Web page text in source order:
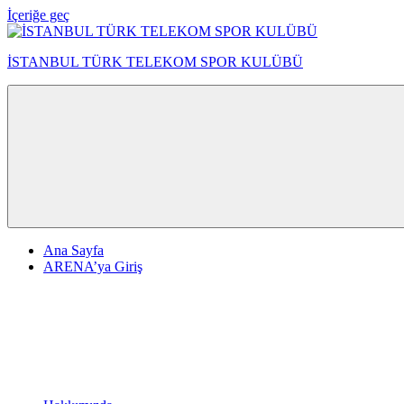
İçeriğe geç
İSTANBUL TÜRK TELEKOM SPOR KULÜBÜ
Ana Sayfa
ARENA’ya Giriş